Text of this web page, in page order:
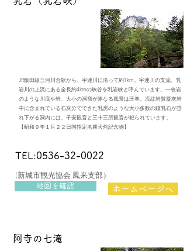
地図を確認
JR飯田線三河川合駅から、宇連川に沿って約1km。宇連川の支流、乳
岩川の上流にある全長約4kmの峡谷を乳岩峡と呼んでいます。一枚岩
のような川底や岩、大小の洞窟が連なる風景は圧巻。流紋岩質凝灰岩
中に含まれている石灰分でできた乳房のような大小多数の鍾乳石が垂
れ下がる洞内には、子安観音と三十三所観音が祀られています。
​【昭和９年１月２２日国指定名勝天然記念物】
TEL:0536-32-0022
(新城市観光協会 鳳来支部）
ホームページへ
​阿寺の七滝